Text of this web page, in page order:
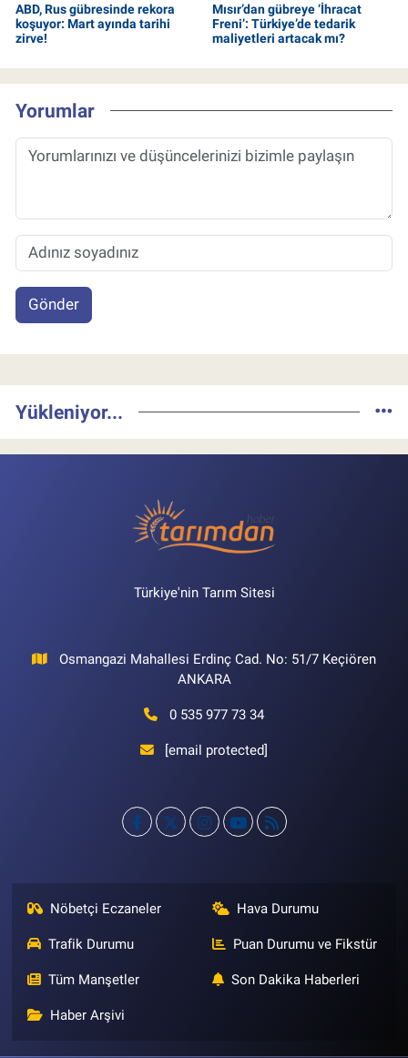
ABD, Rus gübresinde rekora
koşuyor: Mart ayında tarihi
zirve!
Mısır’dan gübreye ‘İhracat
Freni’: Türkiye’de tedarik
maliyetleri artacak mı?
Yorumlar
Gönder
Yükleniyor...
Türkiye'nin Tarım Sitesi
Osmangazi Mahallesi Erdinç Cad. No: 51/7 Keçiören
ANKARA
0 535 977 73 34
[email protected]
Nöbetçi Eczaneler Hava Durumu
Trafik Durumu Puan Durumu ve Fikstür
Tüm Manşetler Son Dakika Haberleri
Haber Arşivi